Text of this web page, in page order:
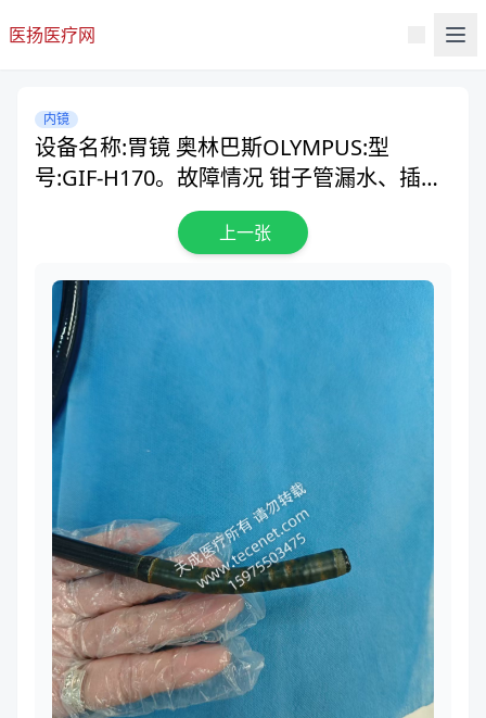
医扬医疗网
内镜
设备名称:胃镜 奥林巴斯OLYMPUS:型
号:GIF-H170。故障情况 钳子管漏水、插入
管老化发黄、橡皮发黄、吸引座、CCD物镜
上一张